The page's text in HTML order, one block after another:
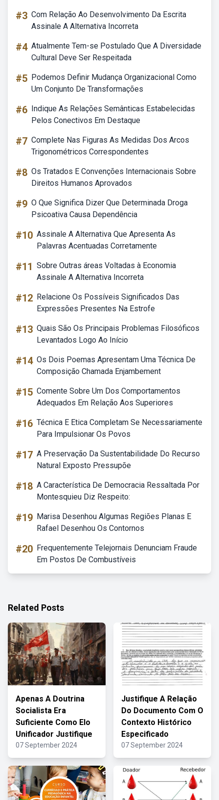
#3 Com Relação Ao Desenvolvimento Da Escrita
Assinale A Alternativa Incorreta
#4 Atualmente Tem-se Postulado Que A Diversidade
Cultural Deve Ser Respeitada
#5 Podemos Definir Mudança Organizacional Como
Um Conjunto De Transformações
#6 Indique As Relações Semânticas Estabelecidas
Pelos Conectivos Em Destaque
#7 Complete Nas Figuras As Medidas Dos Arcos
Trigonométricos Correspondentes
#8 Os Tratados E Convenções Internacionais Sobre
Direitos Humanos Aprovados
#9 O Que Significa Dizer Que Determinada Droga
Psicoativa Causa Dependência
#10 Assinale A Alternativa Que Apresenta As
Palavras Acentuadas Corretamente
#11 Sobre Outras áreas Voltadas à Economia
Assinale A Alternativa Incorreta
#12 Relacione Os Possíveis Significados Das
Expressões Presentes Na Estrofe
#13 Quais São Os Principais Problemas Filosóficos
Levantados Logo Ao Início
#14 Os Dois Poemas Apresentam Uma Técnica De
Composição Chamada Enjambement
#15 Comente Sobre Um Dos Comportamentos
Adequados Em Relação Aos Superiores
#16 Técnica E Etica Completam Se Necessariamente
Para Impulsionar Os Povos
#17 A Preservação Da Sustentabilidade Do Recurso
Natural Exposto Pressupõe
#18 A Característica De Democracia Ressaltada Por
Montesquieu Diz Respeito:
#19 Marisa Desenhou Algumas Regiões Planas E
Rafael Desenhou Os Contornos
#20 Frequentemente Telejornais Denunciam Fraude
Em Postos De Combustíveis
Related Posts
Apenas A Doutrina
Socialista Era
Suficiente Como Elo
Unificador Justifique
07 September 2024
Justifique A Relação
Do Documento Com O
Contexto Histórico
Especificado
07 September 2024